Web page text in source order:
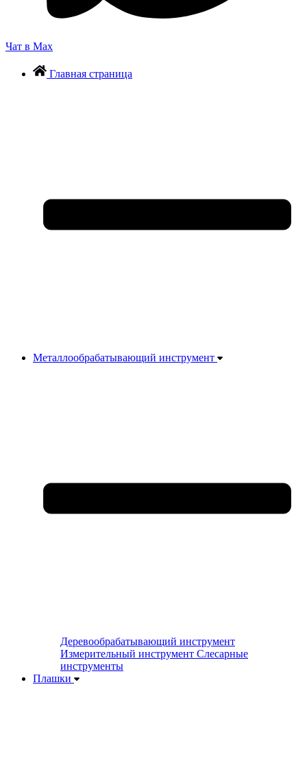
Чат в Max
Главная страница
Металлообрабатывающий инструмент
Деревообрабатывающий инструмент
Измерительный инструмент Слесарные
инструменты
Плашки